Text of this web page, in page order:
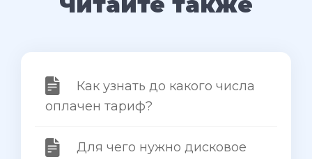
Как узнать до какого числа
оплачен тариф?
Для чего нужно дисковое